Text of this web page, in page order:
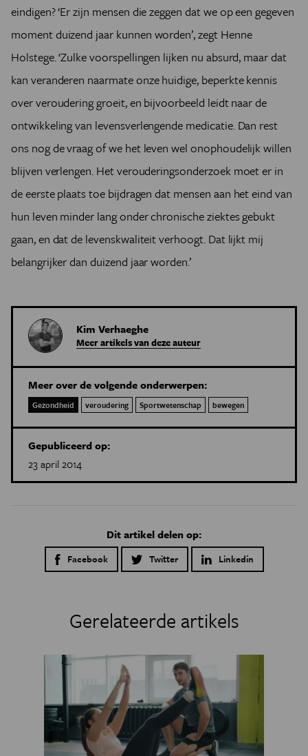
eindigen? ‘Er zijn mensen die zeggen dat we op een gegeven
moment duizend jaar kunnen worden’, zegt Henne
Holstege. ‘Zulke voorspellingen lijken nu absurd, maar dat
kan veranderen naarmate onze huidige, beperkte kennis
over veroudering groeit, en bijvoorbeeld leidt naar de
ontwikkeling van levensverlengende medicatie. Dan rest
ons nog de vraag of we het leven wel onophoudelijk willen
blijven verlengen. Het verouderingsonderzoek moet er in
de eerste plaats toe bijdragen dat mensen aan het eind van
hun leven minder lang onder chronische ziektes gebukt
gaan, en dat de levenskwaliteit verhoogt. Dat lijkt mij
belangrijker dan duizend jaar worden.’
Kim Verhaeghe
Meer artikels van deze auteur
Meer over de volgende onderwerpen:
Gezondheid veroudering Sportwetenschap bewegen
Gepubliceerd op:
23 april 2014
Dit artikel delen op:
Facebook Twitter Linkedin
Gerelateerde artikels